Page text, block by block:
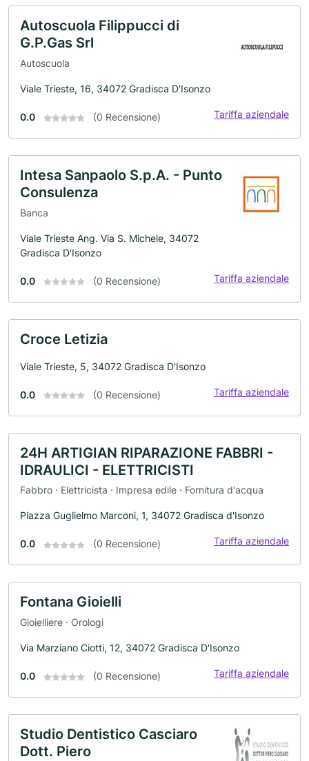
Autoscuola Filippucci di
G.P.Gas Srl
Autoscuola
Viale Trieste, 16, 34072 Gradisca D'Isonzo
0.0 (0 Recensione) Tariffa aziendale
Intesa Sanpaolo S.p.A. - Punto
Consulenza
Banca
Viale Trieste Ang. Via S. Michele, 34072
Gradisca D'Isonzo
0.0 (0 Recensione) Tariffa aziendale
Croce Letizia
Viale Trieste, 5, 34072 Gradisca D'Isonzo
0.0 (0 Recensione) Tariffa aziendale
24H ARTIGIAN RIPARAZIONE FABBRI -
IDRAULICI - ELETTRICISTI
Fabbro · Elettricista · Impresa edile · Fornitura d'acqua
Piazza Guglielmo Marconi, 1, 34072 Gradisca d'Isonzo
0.0 (0 Recensione) Tariffa aziendale
Fontana Gioielli
Gioielliere · Orologi
Via Marziano Ciotti, 12, 34072 Gradisca D'Isonzo
0.0 (0 Recensione) Tariffa aziendale
Studio Dentistico Casciaro
Dott. Piero